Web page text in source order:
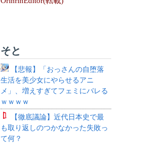
そと
【悲報】「おっさんの自堕落
生活を美少女にやらせるアニ
メ」、増えすぎてフェミにバレる
ｗｗｗｗ
【徹底議論】近代日本史で最
も取り返しのつかなかった失敗っ
て何？